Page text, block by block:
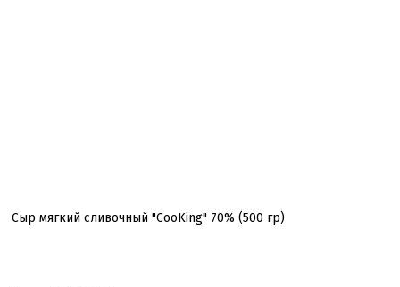
Сыр мягкий сливочный "CooKing" 70% (500 гр)